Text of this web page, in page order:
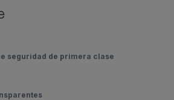
seguridad de primera clase